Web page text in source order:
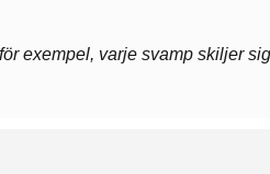
exempel, varje svamp skiljer